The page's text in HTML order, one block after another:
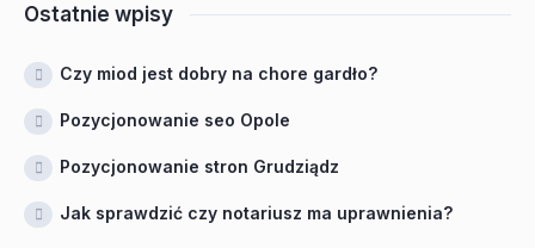
Ostatnie wpisy
Czy miod jest dobry na chore gardło?
Pozycjonowanie seo Opole
Pozycjonowanie stron Grudziądz
Jak sprawdzić czy notariusz ma uprawnienia?